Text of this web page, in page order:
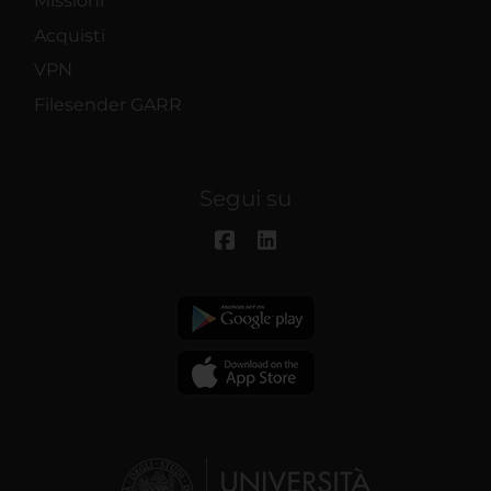
Acquisti
VPN
Filesender GARR
Segui su